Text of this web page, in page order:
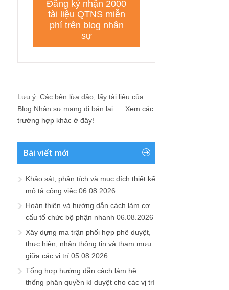
Lưu ý: Các bên lừa đảo, lấy tài liệu của
Blog Nhân sự mang đi bán lại .... Xem các
trường hợp khác ở đây!
Bài viết mới
Khảo sát, phân tích và mục đích thiết kế
mô tả công việc 06.08.2026
Hoàn thiện và hướng dẫn cách làm cơ
cấu tổ chức bộ phận nhanh 06.08.2026
Xây dựng ma trận phối hợp phê duyệt,
thực hiện, nhận thông tin và tham mưu
giữa các vị trí 05.08.2026
Tổng hợp hướng dẫn cách làm hệ
thống phân quyền kí duyệt cho các vị trí